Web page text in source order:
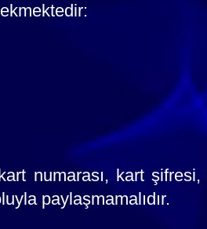
numarası, kart
paylaşmamalıdır.